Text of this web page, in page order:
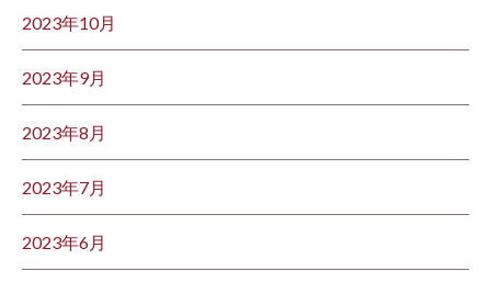
2023年10月
2023年9月
2023年8月
2023年7月
2023年6月